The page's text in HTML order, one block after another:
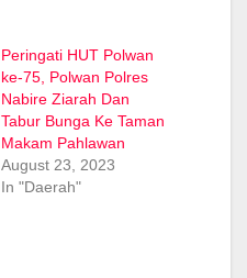
Peringati HUT Polwan
ke-75, Polwan Polres
Nabire Ziarah Dan
Tabur Bunga Ke Taman
Makam Pahlawan
August 23, 2023
In "Daerah"